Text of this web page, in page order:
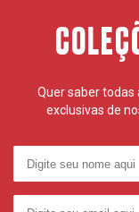
Quer saber todas
exclusivas de